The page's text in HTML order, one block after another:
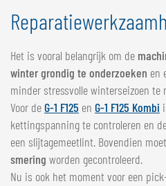
Het is vooral belangrijk om de
winter grondig te onderzoeken en
minder stressvolle winterseizoen te
Voor deG-1 F125 en G-1 F125 Kombi
kettingspanning te controleren en
een slijtagemeetlint. Bovendien
smering worden gecontroleerd.
Nu is ook het moment voor een